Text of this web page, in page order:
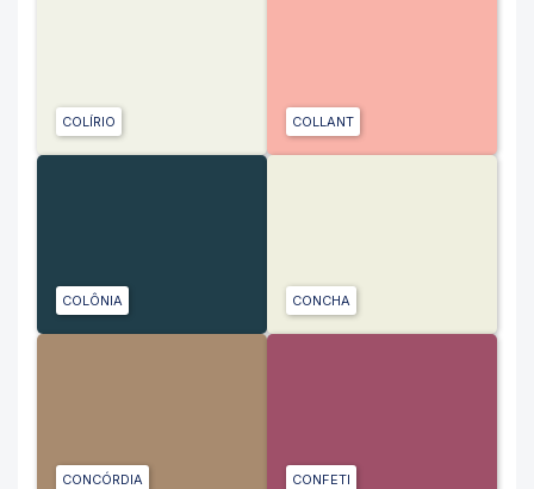
COLÍRIO COLLANT
COLÔNIA CONCHA
CONCÓRDIA CONFETI